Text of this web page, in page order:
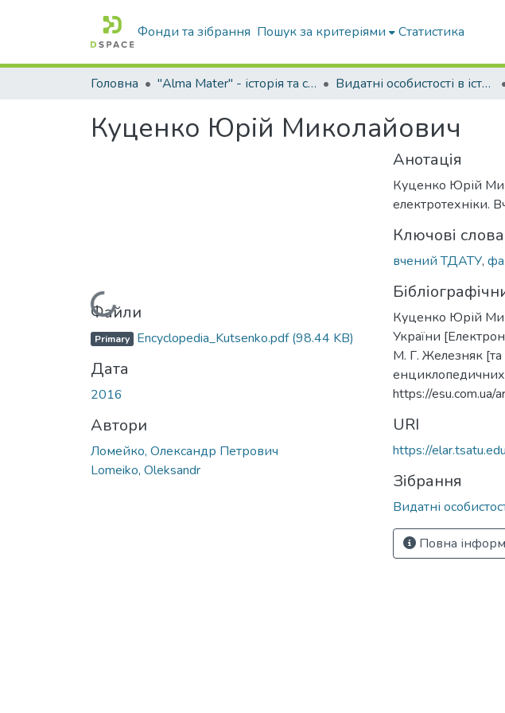
Фонди та зібрання Пошук за критеріями Статистика
Головна "Alma Mater" - історія та сьогодення Університету Видатні особистості в історії Університету
Куценко Юрій Миколайович
Вантажиться...
Файли
Primary Encyclopedia_Kutsenko.pdf(98.44 KB)
Дата
2016
Автори
Ломейко, Олександр Петрович
Lomeiko, Oleksandr
Анотація
Куценко Юрій
електротехніки.
Ключові слова
вчений ТДАТУ,
Куценко Юрій
України
М. Г. Железняк [та
https://esu.com.ua/
URI
https://
Зібрання
Видатні
Повна